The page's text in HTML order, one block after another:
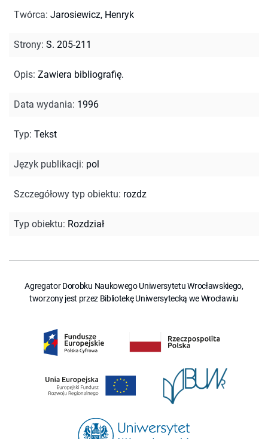
Twórca: Jarosiewicz, Henryk
Strony: S. 205-211
Opis: Zawiera bibliografię.
Data wydania: 1996
Typ: Tekst
Język publikacji: pol
Szczegółowy typ obiektu: rozdz
Typ obiektu: Rozdział
Agregator Dorobku Naukowego Uniwersytetu Wrocławskiego,
tworzony jest przez Bibliotekę Uniwersytecką we Wrocławiu